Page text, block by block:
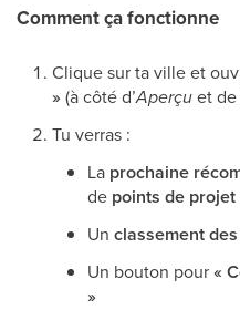
Comment ça fonctionne
Clique sur ta ville et
» (à côté d’Aperçuet de
Tu verras :
La prochaine
de points de projet
Un classement
Un bouton pour«
»